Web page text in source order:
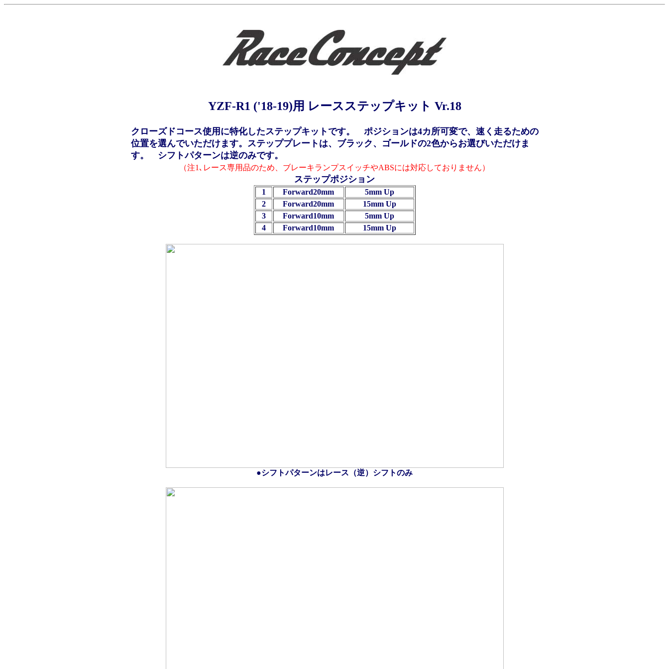
YZF-R1 ('18-19)用 レースステップキット Vr.18
クローズドコース使用に特化したステップキットです。 ポジションは4カ所可変で、速く走るための
位置を選んでいただけます。ステッププレートは、ブラック、ゴールドの2色からお選びいただけま
す。 シフトパターンは逆のみです。
（注1､レース専用品のため、ブレーキランプスイッチやABSには対応しておりません）
ステップポジション
1 Forward20mm
5mm Up
2
Forward20mm
15mm Up
3
Forward10mm
5mm Up
4
Forward10mm 15mm Up
●シフトパターンはレース（逆）シフトのみ